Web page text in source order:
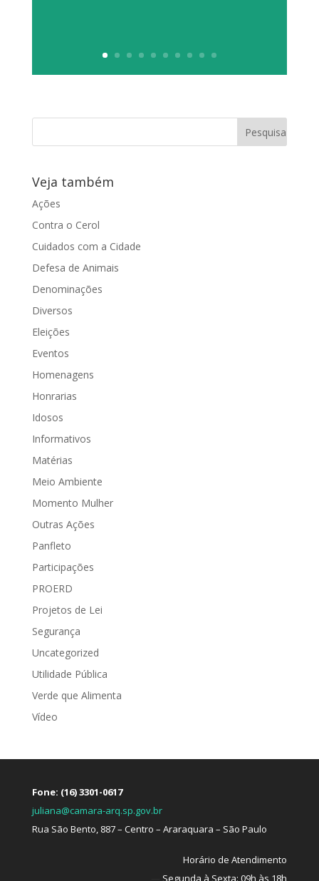
Veja também
Ações
Contra o Cerol
Cuidados com a Cidade
Defesa de Animais
Denominações
Diversos
Eleições
Eventos
Homenagens
Honrarias
Idosos
Informativos
Matérias
Meio Ambiente
Momento Mulher
Outras Ações
Panfleto
Participações
PROERD
Projetos de Lei
Segurança
Uncategorized
Utilidade Pública
Verde que Alimenta
Vídeo
Fone: (16) 3301-0617
juliana@camara-arq.sp.gov.br
Rua São Bento, 887 – Centro – Araraquara – São Paulo
Horário de Atendimento
Segunda à Sexta: 09h às 18h